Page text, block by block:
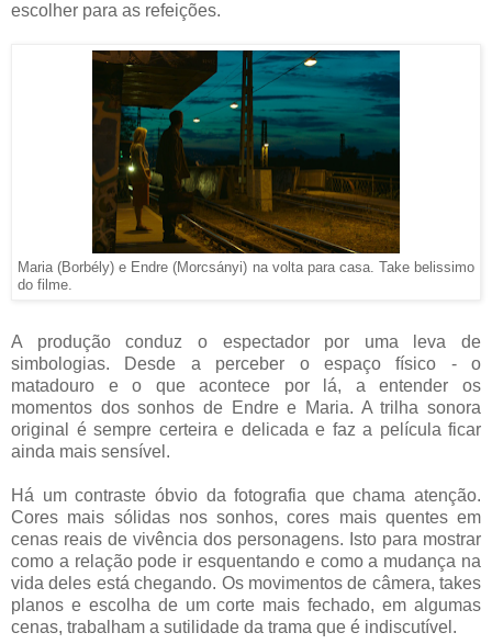
escolher para as refeições.
Maria(Borbély) e Endre (Morcsányi) na volta para casa. Take belissimo
do filme.
A produção conduz o espectador por uma leva de
simbologias. Desde a perceber o espaço físico - o
matadouro e o que acontece por lá, a entender os
momentos dos sonhos de Endre e Maria. A trilha sonora
original é sempre certeira e delicada e faz a película ficar
ainda mais sensível.
Há um contraste óbvio da fotografia que chama atenção.
Cores mais sólidas nos sonhos, cores mais quentes em
cenas reais de vivência dos personagens. Isto para mostrar
como a relação pode ir esquentando e como a mudança na
vida deles está chegando. Os movimentos de câmera, takes
planos e escolha de um corte mais fechado, em algumas
cenas, trabalham a sutilidade da trama que é indiscutível.